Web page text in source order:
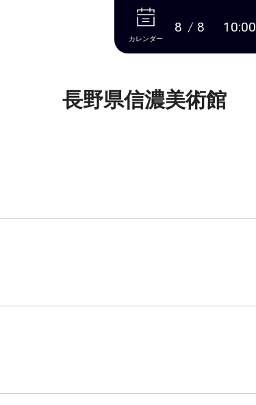
本文へ
カレンダー
8 8 10:00
長野県信濃美術館